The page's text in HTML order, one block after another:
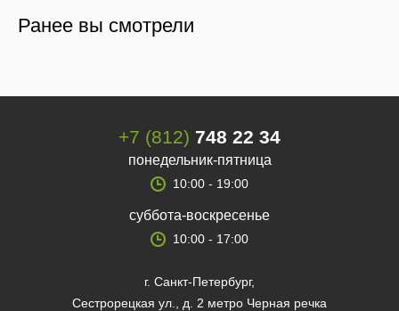
Ранее вы смотрели
+7 (812) 748 22 34
понедельник-пятница
10:00 - 19:00
суббота-воскресенье
10:00 - 17:00
г. Санкт-Петербург,
Сестрорецкая ул., д. 2 метро Черная речка